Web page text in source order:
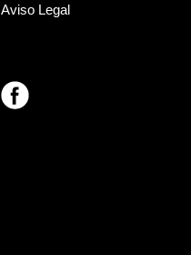
Aviso Legal